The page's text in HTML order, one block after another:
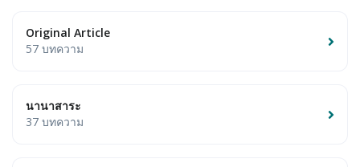
Original Article
57 บทความ
นานาสาระ
37 บทความ